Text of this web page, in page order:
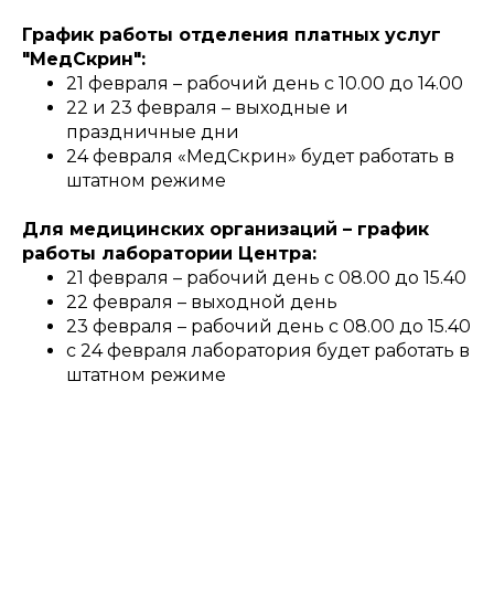
График работы отделения платных услуг
"МедСкрин":
21 февраля – рабочий день с 10.00 до 14.00
22 и 23 февраля – выходные и
праздничные дни
24 февраля «МедСкрин» будет работать в
штатном режиме
Для медицинских организаций – график
работы лаборатории Центра:
21 февраля – рабочий день с 08.00 до 15.40
22 февраля – выходной день
23 февраля – рабочий день с 08.00 до 15.40
с 24 февраля лаборатория будет работать в
штатном режиме